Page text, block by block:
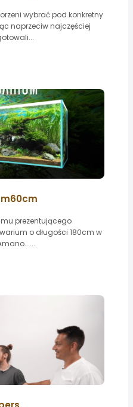
wybrać pod konkretny
naprzeciw najczęściej
prezentującego
o długości 180cm w